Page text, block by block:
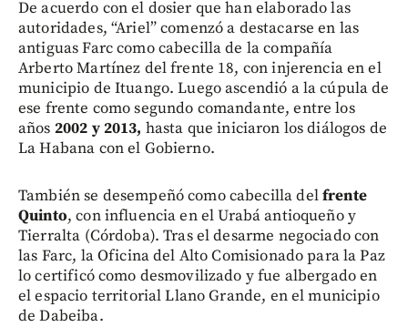
De acuerdo con el dosier que han elaborado las
autoridades, “Ariel” comenzó a destacarse en las
antiguas Farc como cabecilla de la compañía
Arberto Martínez del frente 18, con injerencia en el
municipio de Ituango. Luego ascendió a la cúpula de
ese frente como segundo comandante, entre los
años 2002 y 2013, hasta que iniciaron los diálogos de
La Habana con el Gobierno.
También se desempeñó como cabecilla delfrente
Quinto, con influencia en el Urabá antioqueño y
Tierralta (Córdoba). Tras el desarme negociado con
las Farc, la Oficina del Alto Comisionado para la Paz
lo certificó como desmovilizado y fue albergado en
el espacio territorial Llano Grande, en el municipio
de Dabeiba.